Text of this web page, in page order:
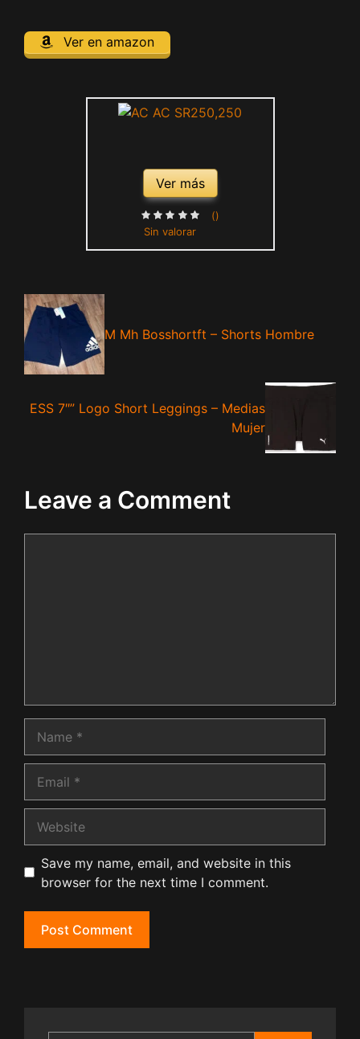
Ver en amazon
Ver más
Sin valorar
()
M Mh Bosshortft – Shorts Hombre
ESS 7″” Logo Short Leggings – Medias
Mujer
Leave a Comment
Save my name, email, and website in this
browser for the next time I comment.